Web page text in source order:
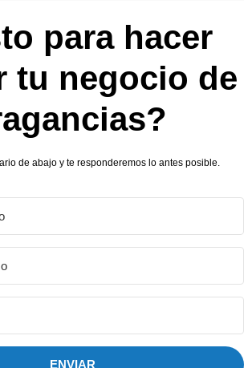
para hacer
tu negocio de
de abajo y te responderemos lo antes posible.
ENVIAR